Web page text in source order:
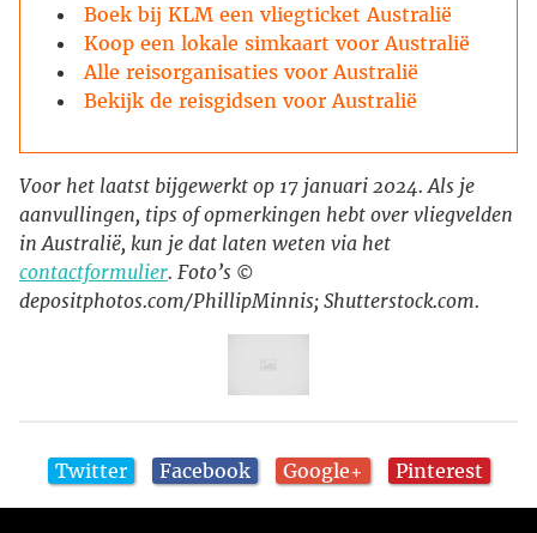
Boek bij KLM een vliegticket Australië
Koop een lokale simkaart voor Australië
Alle reisorganisaties voor Australië
Bekijk de reisgidsen voor Australië
Voor het laatst bijgewerkt op 17 januari 2024. Als je
aanvullingen, tips of opmerkingen hebt over vliegvelden
in Australië, kun je dat laten weten via het
contactformulier. Foto’s ©
depositphotos.com/PhillipMinnis; Shutterstock.com.
Twitter Facebook Google+ Pinterest